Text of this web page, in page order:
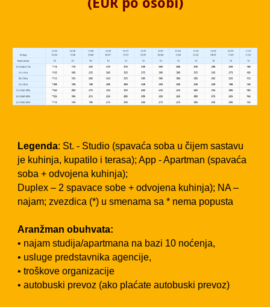
Legenda: St. - Studio (spavaća soba u čijem sastavu
je kuhinja, kupatilo i terasa); App - Apartman (spavaća
soba + odvojena kuhinja);
Duplex – 2 spavace sobe + odvojena kuhinja); NA –
najam; zvezdica (*) u smenama sa * nema popusta
Aranžman obuhvata:
• najam studija/apartmana na bazi 10 noćenja,
• usluge predstavnika agencije,
• troškove organizacije
• autobuski prevoz (ako plaćate autobuski prevoz)